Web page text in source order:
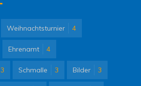
Weihnachtsturnier 4
Ehrenamt 4
3 Schmalle 3 Bilder 3